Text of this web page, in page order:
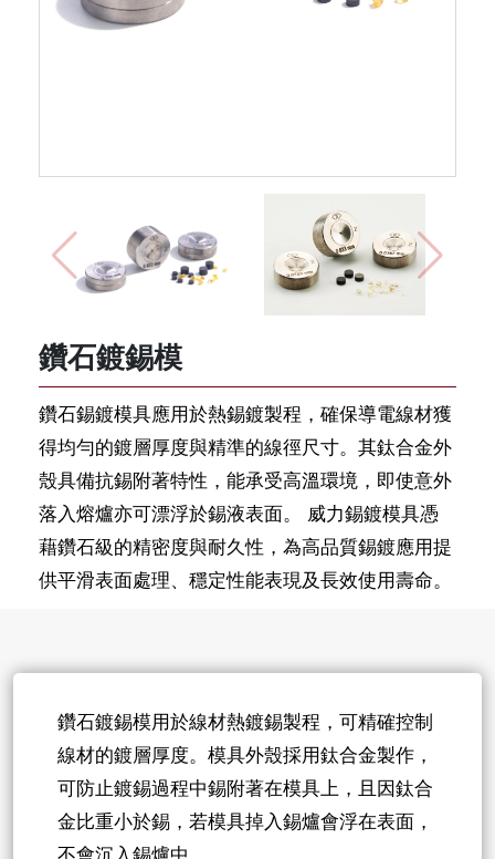
鑽石鍍錫模
鑽石錫鍍模具應用於熱錫鍍製程，確保導電線材獲
得均勻的鍍層厚度與精準的線徑尺寸。其鈦合金外
殼具備抗錫附著特性，能承受高溫環境，即使意外
落入熔爐亦可漂浮於錫液表面。 威力錫鍍模具憑
藉鑽石級的精密度與耐久性，為高品質錫鍍應用提
供平滑表面處理、穩定性能表現及長效使用壽命。
鑽石鍍錫模用於線材熱鍍錫製程，可精確控制
線材的鍍層厚度。模具外殼採用鈦合金製作，
可防止鍍錫過程中錫附著在模具上，且因鈦合
金比重小於錫，若模具掉入錫爐會浮在表面，
不會沉入錫爐中。